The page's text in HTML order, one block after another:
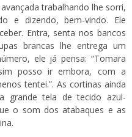
trabalhando lhe sorri,
e dizendo, bem-vindo. Ele
Entra, senta nos bancos
brancas lhe entrega um
ele já pensa: “Tomara
posso ir embora, com a
tentei.”. As cortinas ainda
grande tela de tecido azul-
o som dos atabaques e as